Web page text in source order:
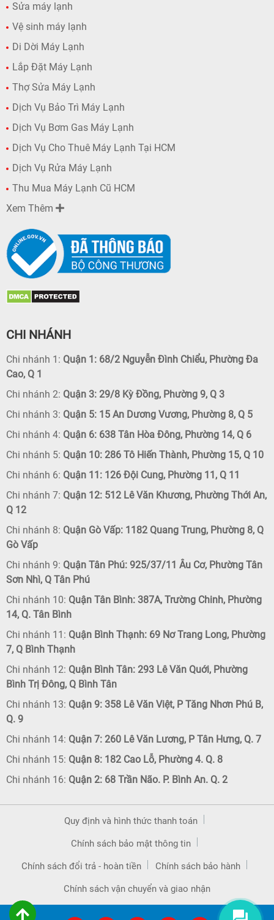
Sửa máy lạnh
Vệ sinh máy lạnh
Di Dời Máy Lạnh
Lắp Đặt Máy Lạnh
Thợ Sửa Máy Lạnh
Dịch Vụ Bảo Trì Máy Lạnh
Dịch Vụ Bơm Gas Máy Lạnh
Dịch Vụ Cho Thuê Máy Lạnh Tại HCM
Dịch Vụ Rửa Máy Lạnh
Thu Mua Máy Lạnh Cũ HCM
Xem Thêm
CHI NHÁNH
Chi nhánh 1: Quận 1: 68/2 Nguyễn Đình Chiểu, Phường Đa
Cao, Q 1
Chi nhánh 2: Quận 3: 29/8 Kỳ Đồng, Phường 9, Q 3
Chi nhánh 3: Quận 5: 15 An Dương Vương, Phường 8, Q 5
Chi nhánh 4: Quận 6: 638 Tân Hòa Đông, Phường 14, Q 6
Chi nhánh 5: Quận 10: 286 Tô Hiến Thành, Phường 15, Q 10
Chi nhánh 6: Quận 11: 126 Đội Cung, Phường 11, Q 11
Chi nhánh 7: Quận 12: 512 Lê Văn Khương, Phường Thới An,
Q 12
Chi nhánh 8: Quận Gò Vấp: 1182 Quang Trung, Phường 8, Q
Gò Vấp
Chi nhánh 9: Quận Tân Phú: 925/37/11 Âu Cơ, Phường Tân
Sơn Nhì, Q Tân Phú
Chi nhánh 10: Quận Tân Bình: 387A, Trường Chinh, Phường
14, Q. Tân Bình
Chi nhánh 11: Quận Bình Thạnh: 69 Nơ Trang Long, Phường
7, Q Bình Thạnh
Chi nhánh 12: Quận Bình Tân: 293 Lê Văn Quới, Phường
Bình Trị Đông, Q Bình Tân
Chi nhánh 13: Quận 9: 358 Lê Văn Việt, P Tăng Nhơn Phú B,
Q. 9
Chi nhánh 14: Quận 7: 260 Lê Văn Lương, P Tân Hưng, Q. 7
Chi nhánh 15: Quận 8: 182 Cao Lỗ, Phường 4. Q. 8
Chi nhánh 16: Quận 2: 68 Trần Não. P. Bình An. Q. 2
Quy định và hình thức thanh toán
Chính sách bảo mật thông tin
Chính sách đổi trả - hoàn tiền Chính sách bảo hành
Chính sách vận chuyển và giao nhận